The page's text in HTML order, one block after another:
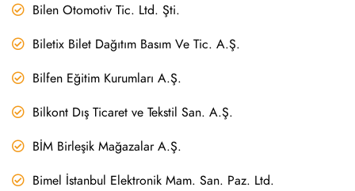
Bilen Otomotiv Tic. Ltd. Şti.
Biletix Bilet Dağıtım Basım Ve Tic. A.Ş.
Bilfen Eğitim Kurumları A.Ş.
Bilkont Dış Ticaret ve Tekstil San. A.Ş.
BİM Birleşik Mağazalar A.Ş.
Bimel İstanbul Elektronik Mam. San. Paz. Ltd.